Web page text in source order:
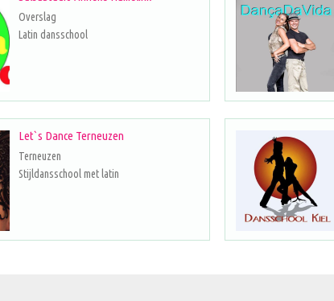
Overslag
Latin dansschool
Let`s Dance Terneuzen
Terneuzen
Stijldansschool met latin